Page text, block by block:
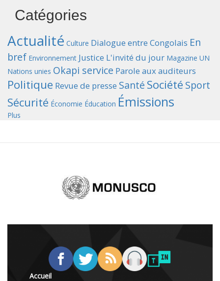
Catégories
Actualité Culture Dialogue entre Congolais En
bref Environnement Justice L'invité du jour Magazine UN
Nations unies Okapi service Parole aux auditeurs
Politique Revue de presse Santé Société Sport
Sécurité Économie Éducation Émissions
Plus
Accueil